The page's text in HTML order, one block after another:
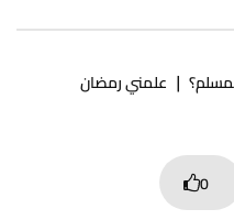
｜ علمني رمضان
0